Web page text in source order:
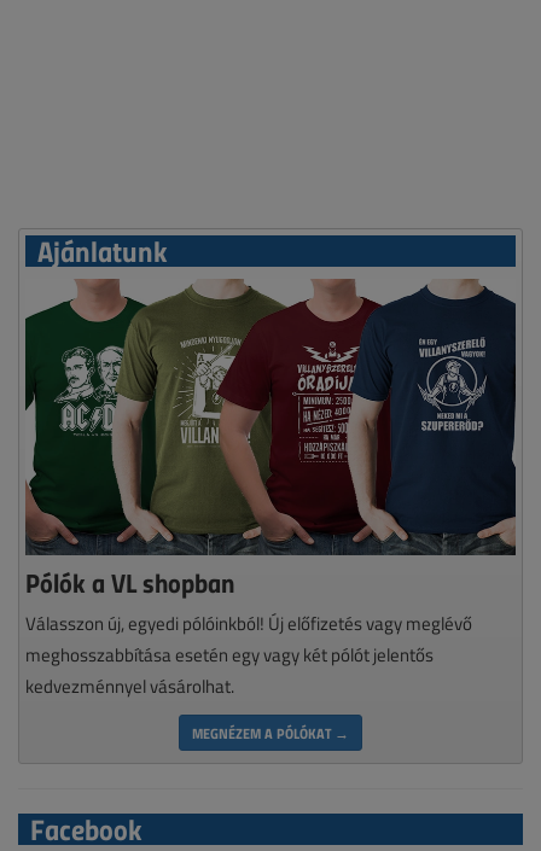
Ajánlatunk
Pólók a VL shopban
Válasszon új, egyedi pólóinkból! Új előfizetés vagy meglévő
meghosszabbítása esetén egy vagy két pólót jelentős
kedvezménnyel vásárolhat.
MEGNÉZEM A PÓLÓKAT →
Facebook